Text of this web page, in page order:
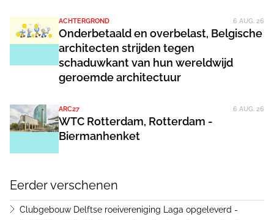
ACHTERGROND 6 AUG. 26
Onderbetaald en overbelast, Belgische
architecten strijden tegen
schaduwkant van hun wereldwijd
geroemde architectuur
ARC27 6 AUG. 26
WTC Rotterdam, Rotterdam -
Biermanhenket
Eerder verschenen
Clubgebouw Delftse roeivereniging Laga opgeleverd -